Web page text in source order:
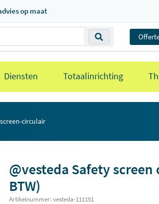
op maat
Diensten Totaalinrichting
circulair
@vesteda Safety
BTW)
Artikelnummer: vesteda-111151